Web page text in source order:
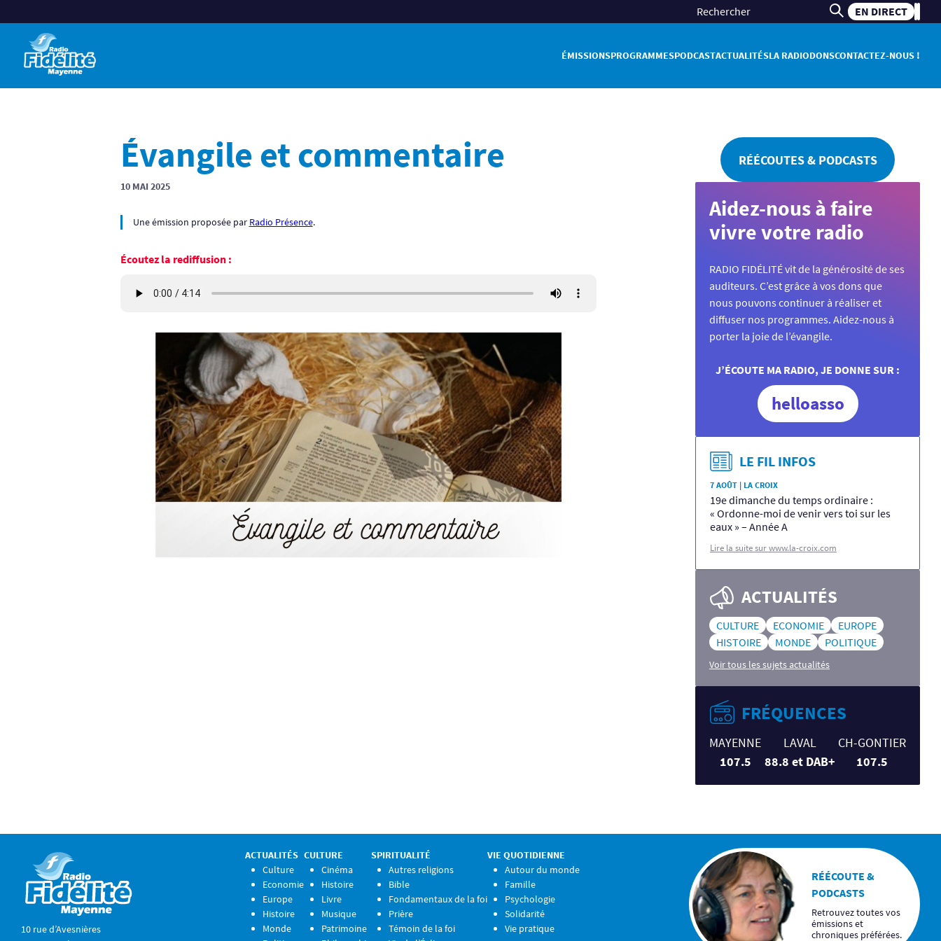
EN DIRECT
ÉMISSIONSPROGRAMMESPODCASTACTUALITÉSLA RADIODONSCONTACTEZ-NOUS !
Évangile et commentaire
10 MAI 2025
Une émission proposée par Radio Présence.
Écoutez la rediffusion :
RÉÉCOUTES & PODCASTS
Aidez-nous à faire
vivre votre radio
RADIO FIDÉLITÉ vit de la générosité de ses
auditeurs. C’est grâce à vos dons que
nous pouvons continuer à réaliser et
diffuser nos programmes. Aidez-nous à
porter la joie de l’évangile.
J’ÉCOUTE MA RADIO, JE DONNE SUR :
helloasso
LE FIL INFOS
7 AOÛT | LA CROIX
19e dimanche du temps ordinaire :
« Ordonne-moi de venir vers toi sur les
eaux » – Année A
Lire la suite sur www.la-croix.com
ACTUALITÉS
CULTURE ECONOMIE
EUROPE
HISTOIRE
MONDE POLITIQUE
Voir tous les sujets actualités
FRÉQUENCES
MAYENNE
107.5
LAVAL
88.8 et DAB+
CH-GONTIER
107.5
10 rue d’Avesnières
ACTUALITÉS
Culture
Economie
Europe
Histoire
Monde
CULTURE
Cinéma
Histoire
Livre
Musique
Patrimoine
SPIRITUALITÉ
Autres religions
Bible
Fondamentaux de la foi
Prière
Témoin de la foi
VIE QUOTIDIENNE
Autour du monde
Famille
Psychologie
Solidarité
Vie pratique
RÉÉCOUTE &
PODCASTS
Retrouvez toutes vos
émissions et
chroniques préférées.